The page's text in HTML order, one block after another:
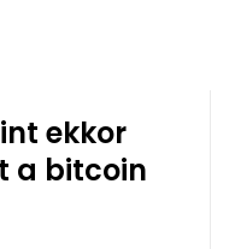
ekkor
a bitcoin